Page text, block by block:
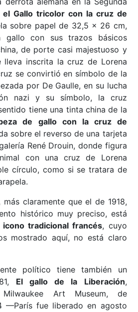
el Gallo tricolor con la cruz de
sobre papel de 32,5 x 26 cm,
gallo con sus trazos básicos
de porte casi majestuoso y
lleva inscrita la cruz de Lorena
se convirtió en símbolo de la
por De Gaulle, en su lucha
nazi y su símbolo, la cruz
tiene una tinta china de la
de gallo con la cruz de
sobre el reverso de una tarjeta
René Drouin, donde figura
con una cruz de Lorena
círculo, como si se tratara de
claramente que el de 1918,
histórico muy preciso, está
icono tradicional francés, cuyo
mostrado aquí, no está claro
político tiene también un
El gallo de la Liberación,
Art Museum, de
—París fue liberado en agosto